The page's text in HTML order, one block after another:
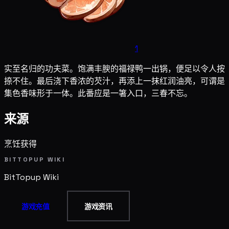
1
实至名归的功夫菜。饱满丰腴的福禄鸭一出锅，便足以令人按
捺不住。最后浇下香浓的芡汁，再添上一抹红润油亮，可谓是
集色香味形于一体。此番应是一箸入口，三春不忘。
来源
烹饪获得
BITTOPUP WIKI
BitTopup Wiki
游戏充值 游戏资讯